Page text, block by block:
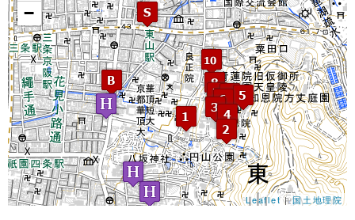
−
Leaflet|国土地理院